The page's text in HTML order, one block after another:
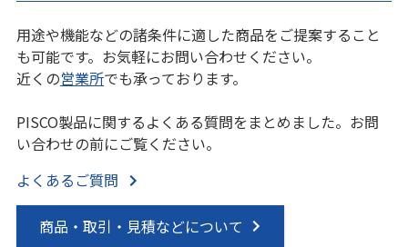
用途や機能などの諸条件に適した商品をご提案すること
も可能です。お気軽にお問い合わせください。
近くの営業所でも承っております。
PISCO製品に関するよくある質問をまとめました。お問
い合わせの前にご覧ください。
よくあるご質問
商品・取引・見積などについて